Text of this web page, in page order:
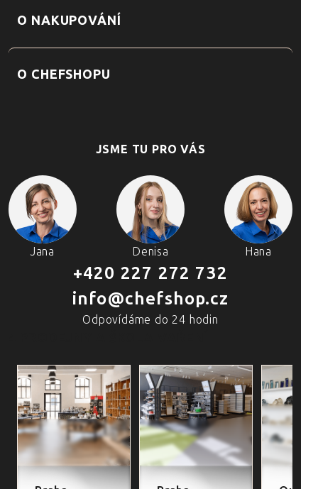
O NAKUPOVÁNÍ
O CHEFSHOPU
JSME TU PRO VÁS
Jana Denisa Hana
+420 227 272 732
info@chefshop.cz
Odpovídáme do 24 hodin